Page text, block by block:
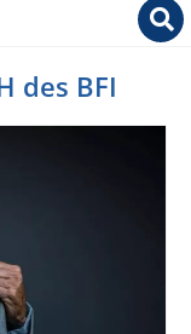
des BFI